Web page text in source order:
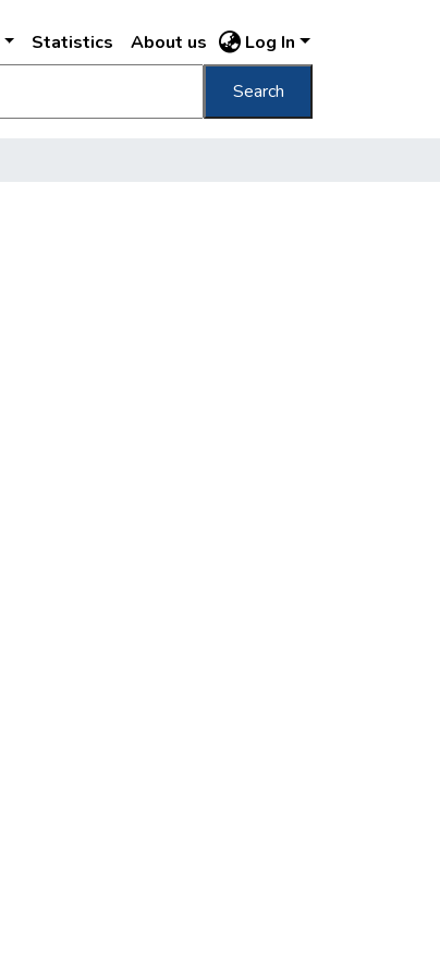
Statistics About us Log In
Search